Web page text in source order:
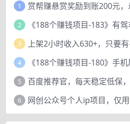
1
2
3
4
5 百度推荐官，每天稳定低保
6